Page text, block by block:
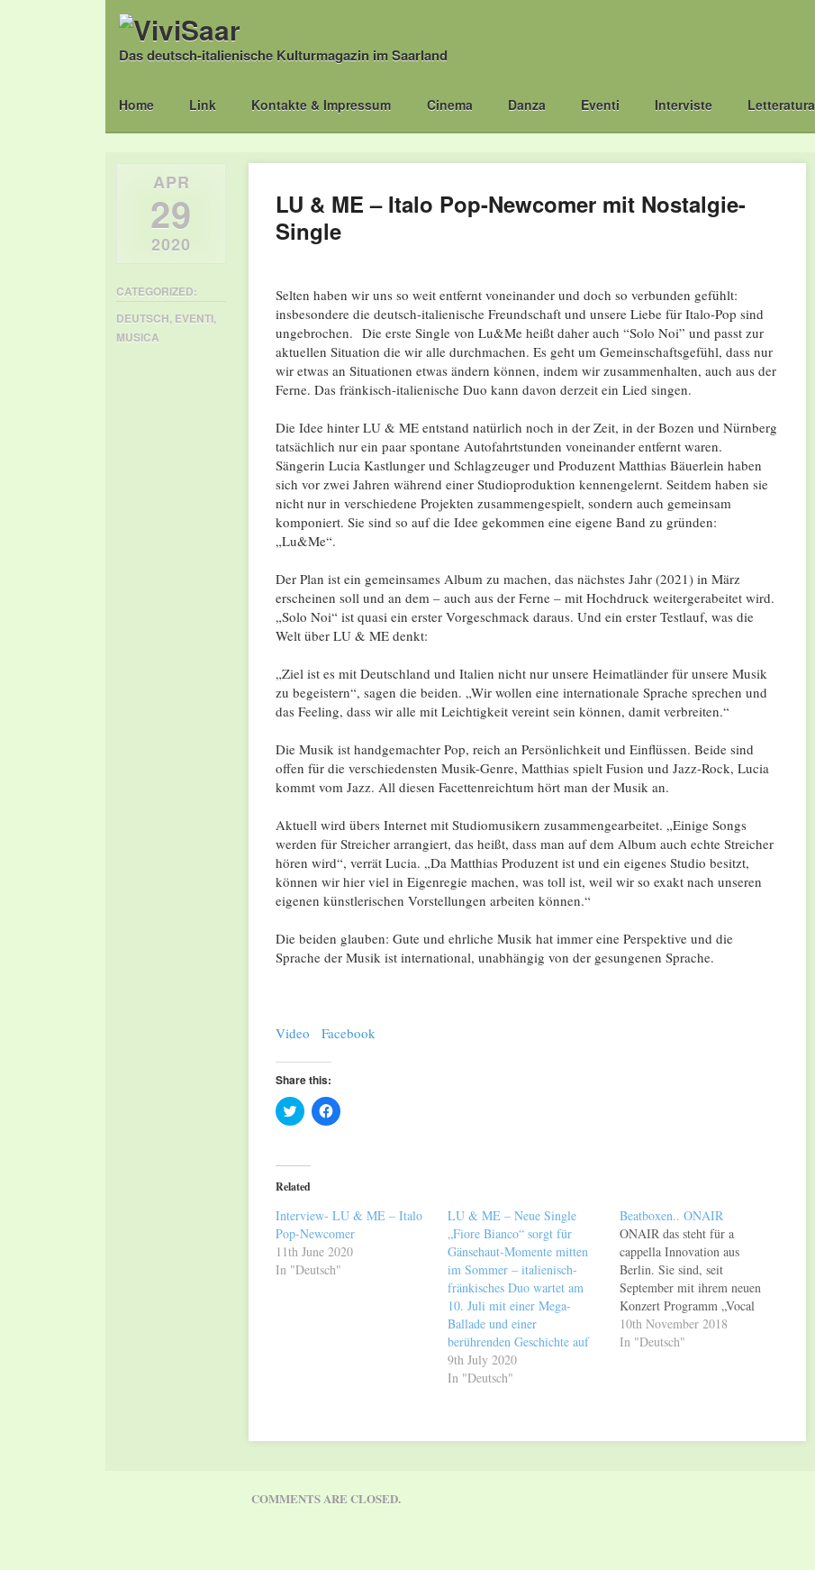
Das deutsch-italienische Kulturmagazin im Saarland
Main menu
Skip
Home Link Kontakte & Impressum Cinema Danza Eventi Interviste Letteratura
LU & ME – Italo Pop-Newcomer mit Nostalgie-
Single
Selten haben wir uns so weit entfernt voneinander und doch so verbunden gefühlt:
insbesondere die deutsch-italienische Freundschaft und unsere Liebe für Italo-Pop sind
ungebrochen. Die erste Single von Lu&Me heißt daher auch “Solo Noi” und passt zur
aktuellen Situation die wir alle durchmachen. Es geht um Gemeinschaftsgefühl, dass nur
wir etwas an Situationen etwas ändern können, indem wir zusammenhalten, auch aus der
Ferne. Das fränkisch-italienische Duo kann davon derzeit ein Lied singen.
Die Idee hinter LU & ME entstand natürlich noch in der Zeit, in der Bozen und Nürnberg
tatsächlich nur ein paar spontane Autofahrtstunden voneinander entfernt waren.
Sängerin Lucia Kastlunger und Schlagzeuger und Produzent Matthias Bäuerlein haben
sich vor zwei Jahren während einer Studioproduktion kennengelernt. Seitdem haben sie
nicht nur in verschiedene Projekten zusammengespielt, sondern auch gemeinsam
komponiert. Sie sind so auf die Idee gekommen eine eigene Band zu gründen:
„Lu&Me“.
Der Plan ist ein gemeinsames Album zu machen, das nächstes Jahr (2021) in März
erscheinen soll und an dem – auch aus der Ferne – mit Hochdruck weitergerabeitet wird.
„Solo Noi“ ist quasi ein erster Vorgeschmack daraus. Und ein erster Testlauf, was die
Welt über LU & ME denkt:
„Ziel ist es mit Deutschland und Italien nicht nur unsere Heimatländer für unsere Musik
zu begeistern“, sagen die beiden. „Wir wollen eine internationale Sprache sprechen und
das Feeling, dass wir alle mit Leichtigkeit vereint sein können, damit verbreiten.“
Die Musik ist handgemachter Pop, reich an Persönlichkeit und Einflüssen. Beide sind
offen für die verschiedensten Musik-Genre, Matthias spielt Fusion und Jazz-Rock, Lucia
kommt vom Jazz. All diesen Facettenreichtum hört man der Musik an.
Aktuell wird übers Internet mit Studiomusikern zusammengearbeitet. „Einige Songs
werden für Streicher arrangiert, das heißt, dass man auf dem Album auch echte Streicher
hören wird“, verrät Lucia. „Da Matthias Produzent ist und ein eigenes Studio besitzt,
können wir hier viel in Eigenregie machen, was toll ist, weil wir so exakt nach unseren
eigenen künstlerischen Vorstellungen arbeiten können.“
Die beiden glauben: Gute und ehrliche Musik hat immer eine Perspektive und die
Sprache der Musik ist international, unabhängig von der gesungenen Sprache.
Video Facebook
Share this:
Click
to
(Opens
in
new
Click
to
Related
Interview- LU & ME – Italo
Pop-Newcomer
11th June 2020
In "Deutsch"
LU & ME – Neue Single
„Fiore Bianco“ sorgt für
Gänsehaut-Momente mitten
im Sommer – italienisch-
fränkisches Duo wartet am
10. Juli mit einer Mega-
Ballade und einer
berührenden Geschichte auf
9th July 2020
In "Deutsch"
Beatboxen.. ONAIR
ONAIR das steht für a
cappella Innovation aus
Berlin. Sie sind, seit
September mit ihrem neuen
Konzert Programm „Vocal
Legends“,den größten Hits
der internationalen Pop- und
10th November 2018
In "Deutsch"
APR
29
2020
CATEGORIZED:
DEUTSCH, EVENTI,
MUSICA
COMMENTS ARE CLOSED.